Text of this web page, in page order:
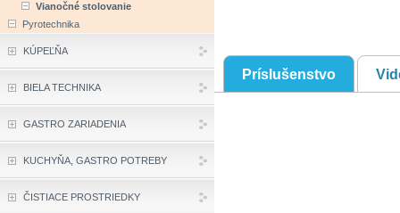
Príslušenstvo
Vianočné stolovanie
Pyrotechnika
KÚPEĽŇA
BIELA TECHNIKA
GASTRO ZARIADENIA
KUCHYŇA, GASTRO POTREBY
ČISTIACE PROSTRIEDKY